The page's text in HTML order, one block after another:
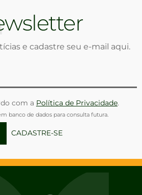
e cadastre seu e-mail aqui.
com a Política de Privacidade.
banco de dados para consulta futura.
CADASTRE-SE